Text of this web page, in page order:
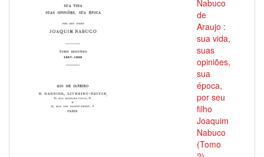
Nabuco
de
Araujo :
sua vida,
suas
opiniões,
sua
época,
por seu
filho
Joaquim
Nabuco
(Tomo